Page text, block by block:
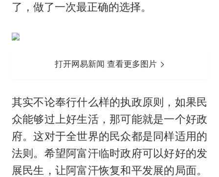
了，做了一次最正确的选择。
打开网易新闻 查看更多图片
其实不论奉行什么样的执政原则，如果民
众能够过上好生活，那可能就是一个好政
府。这对于全世界的民众都是同样适用的
法则。希望阿富汗临时政府可以好好的发
展民生，让阿富汗恢复和平发展的局面。